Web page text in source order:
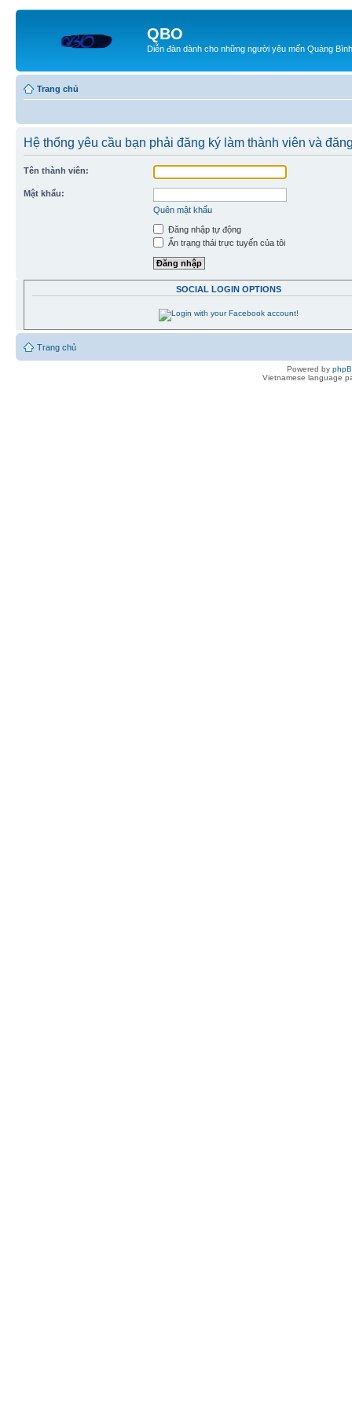
QBO
Diễn đàn dành cho những người yêu mến Quảng Bình
Trang chủ
Hệ thống yêu cầu bạn phải đăng ký làm thành viên và
Tên thành viên:
Mật khẩu:
Quên mật khẩu
Đăng nhập tự động
Ẩn trạng thái trực tuyến của tôi
SOCIAL LOGIN OPTIONS
Trang chủ
Powered by
Vietnamese language